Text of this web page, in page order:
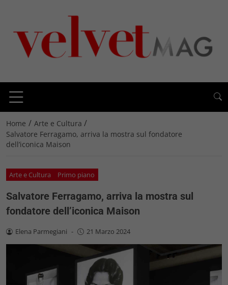
Home / Arte e Cultura /
Salvatore Ferragamo, arriva la mostra sul fondatore
dell’iconica Maison
Arte e Cultura Primo piano
Salvatore Ferragamo, arriva la mostra sul
fondatore dell’iconica Maison
Elena Parmegiani - 21 Marzo 2024